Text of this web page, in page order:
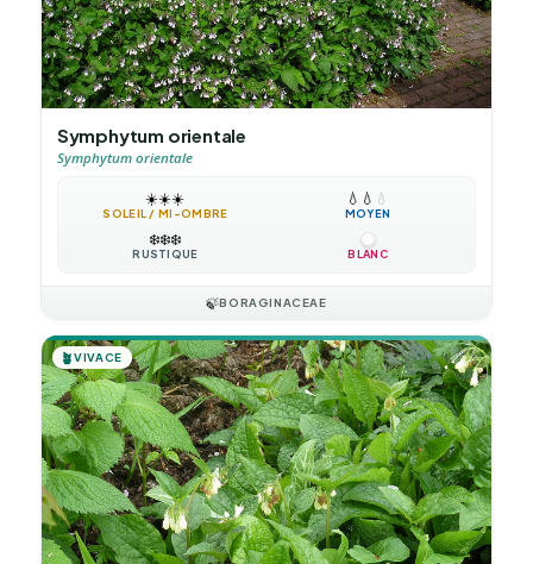
Symphytum orientale
Symphytum orientale
☀️☀️☀️
SOLEIL / MI-OMBRE
💧 💧 💧
MOYEN
❄️❄️❄️
RUSTIQUE BLANC
🍃BORAGINACEAE
🪴VIVACE